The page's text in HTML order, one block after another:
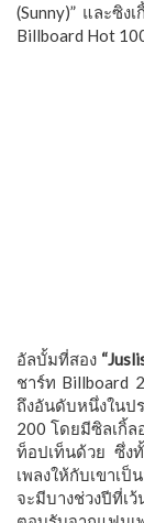
(Sunny)” และซิง
Billboard Hot
อัลบั้มที่สอง
ชาร์ท Billboard
ถึงอันดับหนึ่งใน
200 โดยมีซิลเกิ้ล
ท็อปเท็นด้วย ซึ่ง
เพลงให้กับเขาเ
จะมีบางช่วงปีที่เ